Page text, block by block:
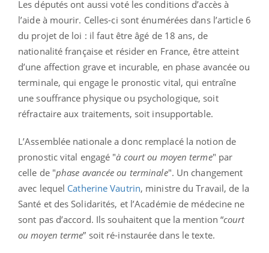
Les députés ont aussi voté les conditions d’accès à
l’aide à mourir. Celles-ci sont énumérées dans l’article 6
du projet de loi : il faut être âgé de 18 ans, de
nationalité française et résider en France, être atteint
d’une affection grave et incurable, en phase avancée ou
terminale, qui engage le pronostic vital, qui entraîne
une souffrance physique ou psychologique, soit
réfractaire aux traitements, soit insupportable.
L’Assemblée nationale a donc remplacé la notion de
pronostic vital engagé "à court ou moyen terme" par
celle de "phase avancée ou terminale". Un changement
avec lequel Catherine Vautrin, ministre du Travail, de la
Santé et des Solidarités, et l’Académie de médecine ne
sont pas d’accord. Ils souhaitent que la mention “court
ou moyen terme” soit ré-instaurée dans le texte.